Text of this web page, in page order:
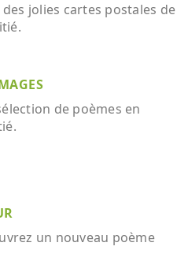
jolies cartes postales de
de poèmes en
un nouveau poème